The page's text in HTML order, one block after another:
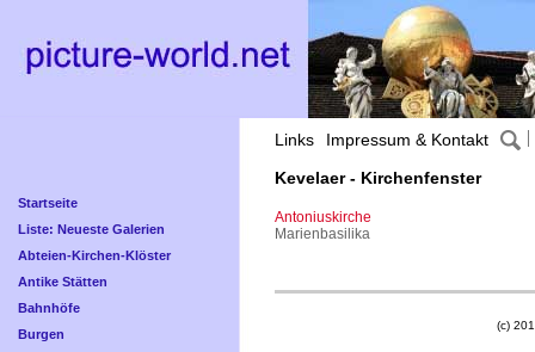
Links Impressum & Kontakt
Startseite
Liste: Neueste Galerien
Abteien-Kirchen-Klöster
Antike Stätten
Bahnhöfe
Burgen
Kevelaer - Kirchenfenster
Antoniuskirche
Marienbasilika
(c)